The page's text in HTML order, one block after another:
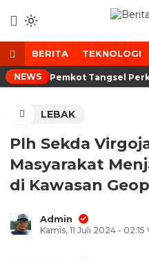
konten
BERITA TEKNOLOGI
NEWS Pemkot Tangsel
LEBAK
Plh Sekda
Masyarakat
di Kawasan
Admin
Kamis, 11 Juli 2024 - 02:15